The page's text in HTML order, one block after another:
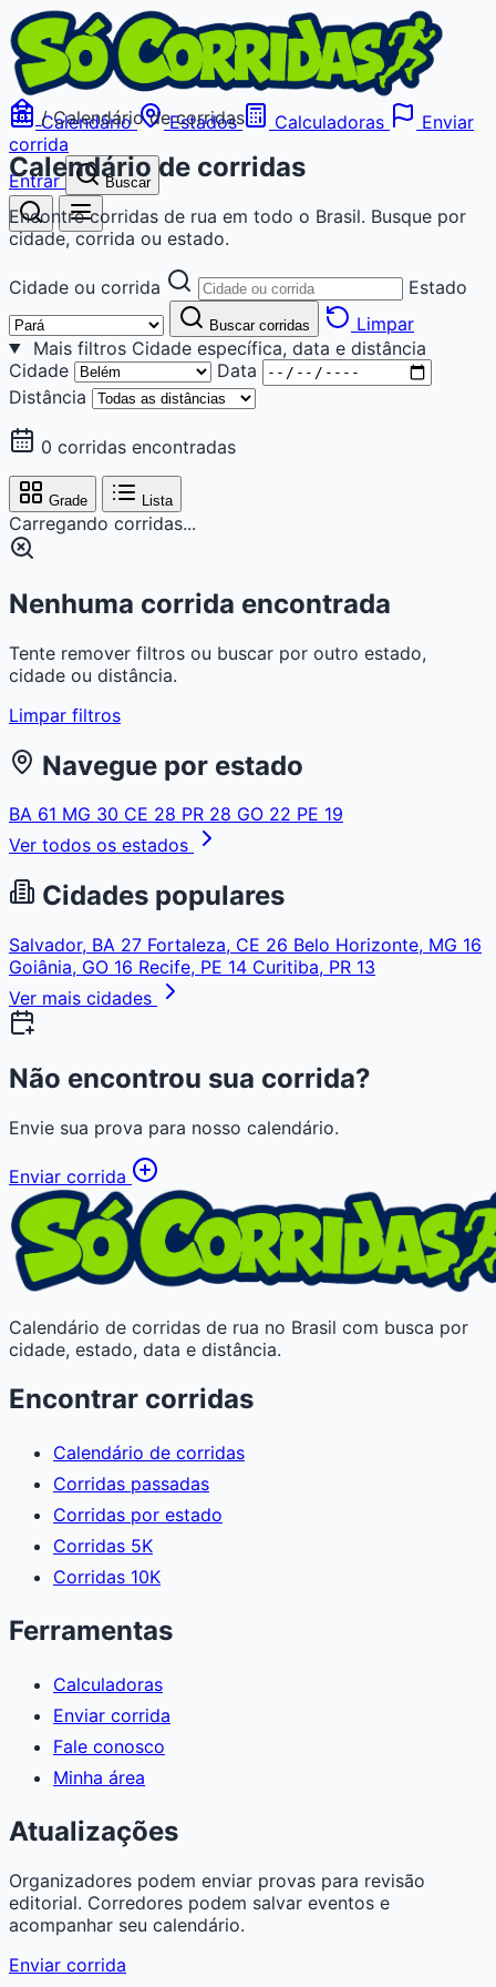
Calendário Estados Calculadoras
Enviar
corrida
Entrar
Buscar
/ Calendário de corridas
Calendário de corridas
Encontre corridas de rua em todo o Brasil. Busque por
cidade, corrida ou estado.
Cidade ou corrida Estado
Buscar corridas
Limpar
Mais filtros Cidade específica, data e distância
Cidade
Data
Distância
0 corridas encontradas
Grade Lista
Carregando corridas...
Nenhuma corrida encontrada
Tente remover filtros ou buscar por outro estado,
cidade ou distância.
Limpar filtros
Navegue por estado
BA 61 MG 30 CE 28 PR 28 GO 22 PE 19
Ver todos os estados
Cidades populares
Salvador, BA 27 Fortaleza, CE 26 Belo Horizonte, MG 16
Goiânia, GO 16 Recife, PE 14 Curitiba, PR 13
Ver mais cidades
Não encontrou sua corrida?
Envie sua prova para nosso calendário.
Enviar corrida
Calendário de corridas de rua no Brasil com busca por
cidade, estado, data e distância.
Encontrar corridas
Calendário de corridas
Corridas passadas
Corridas por estado
Corridas 5K
Corridas 10K
Ferramentas
Calculadoras
Enviar corrida
Fale conosco
Minha área
Atualizações
Organizadores podem enviar provas para revisão
editorial. Corredores podem salvar eventos e
acompanhar seu calendário.
Enviar corrida